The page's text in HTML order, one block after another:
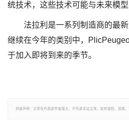
统技术，这些技术可能与未来模
法拉利是一系列制造商的最
继续在今年的类别中，
于加入即将到来的季节。
郑重声明：文章仅代表原作者观点，不代表本站立场；如有侵权、违规